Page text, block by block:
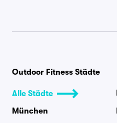
Outdoor Fitness Städte
Alle Städte
München